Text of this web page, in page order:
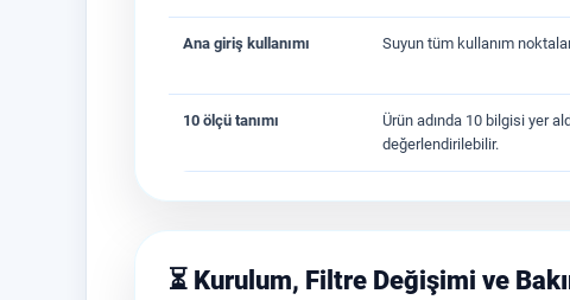
Ana giriş kullanımı Suyun tüm kullanım
10 ölçü tanımı
Ürün adında 10 bilgisi yer
değerlendirilebilir.
⏳ Kurulum, Filtre Değişimi ve